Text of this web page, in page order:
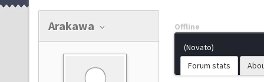
Arakawa
Offline
(Novato)
Forum stats